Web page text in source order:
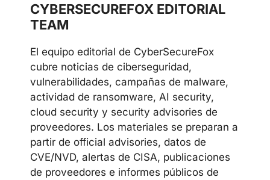
CYBERSECUREFOX EDITORIAL
TEAM
El equipo editorial de CyberSecureFox
cubre noticias de ciberseguridad,
vulnerabilidades, campañas de malware,
actividad de ransomware, AI security,
cloud security y security advisories de
proveedores. Los materiales se preparan a
partir de official advisories, datos de
CVE/NVD, alertas de CISA, publicaciones
de proveedores e informes públicos de